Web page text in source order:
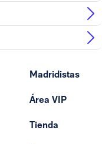
Madridistas
Área VIP
Tienda